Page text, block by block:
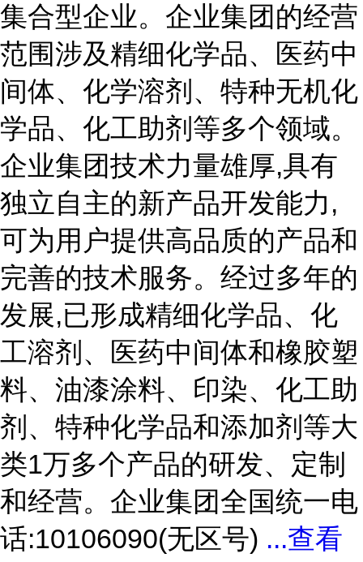
集合型企业。企业集团的经营
范围涉及精细化学品、医药中
间体、化学溶剂、特种无机化
学品、化工助剂等多个领域。
企业集团技术力量雄厚,具有
独立自主的新产品开发能力,
可为用户提供高品质的产品和
完善的技术服务。经过多年的
发展,已形成精细化学品、化
工溶剂、医药中间体和橡胶塑
料、油漆涂料、印染、化工助
剂、特种化学品和添加剂等大
类1万多个产品的研发、定制
和经营。企业集团全国统一电
话:10106090(无区号) ...查看